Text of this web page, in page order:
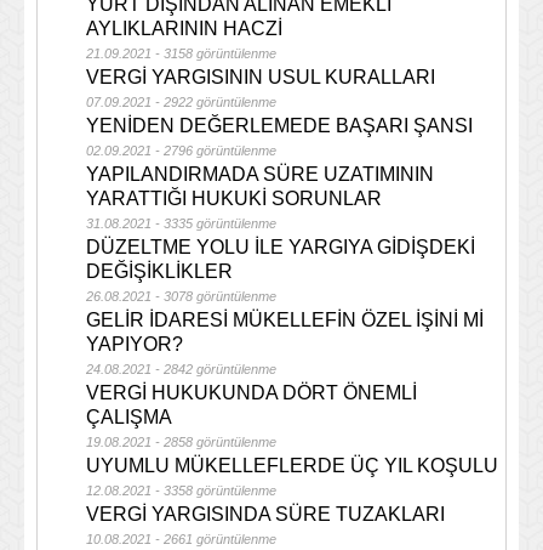
YURT DIŞINDAN ALINAN EMEKLİ
AYLIKLARININ HACZİ
21.09.2021 - 3158 görüntülenme
VERGİ YARGISININ USUL KURALLARI
07.09.2021 - 2922 görüntülenme
YENİDEN DEĞERLEMEDE BAŞARI ŞANSI
02.09.2021 - 2796 görüntülenme
YAPILANDIRMADA SÜRE UZATIMININ
YARATTIĞI HUKUKİ SORUNLAR
31.08.2021 - 3335 görüntülenme
DÜZELTME YOLU İLE YARGIYA GİDİŞDEKİ
DEĞİŞİKLİKLER
26.08.2021 - 3078 görüntülenme
GELİR İDARESİ MÜKELLEFİN ÖZEL İŞİNİ Mİ
YAPIYOR?
24.08.2021 - 2842 görüntülenme
VERGİ HUKUKUNDA DÖRT ÖNEMLİ
ÇALIŞMA
19.08.2021 - 2858 görüntülenme
UYUMLU MÜKELLEFLERDE ÜÇ YIL KOŞULU
12.08.2021 - 3358 görüntülenme
VERGİ YARGISINDA SÜRE TUZAKLARI
10.08.2021 - 2661 görüntülenme